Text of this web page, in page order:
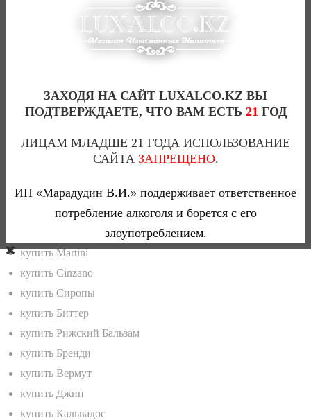
Купажированный виски
Американский виски и бурбон
Шотландский виски
Односолодовый виски
Ирландские односолодовые виски
купить Коньяк
купить Армянский коньяк
Казахстанский
купить Martini
купить Cinzano
купить Сиропы
купить Биттер
купить Рижский Бальзам
купить Бренди
купить Вермут
купить Джин
купить Кальвадос
ЗАХОДЯ НА САЙТ LUXALCO.KZ ВЫ
ПОДТВЕРЖДАЕТЕ, ЧТО ВАМ ЕСТЬ 21 ГОД
ЛИЦАМ МЛАДШЕ 21 ГОДА ИСПОЛЬЗОВАНИЕ
САЙТА ЗАПРЕЩЕНО.
ИП «Марадудин В.И.» поддерживает ответственное
потребление алкоголя и борется с его
злоупотреблением.